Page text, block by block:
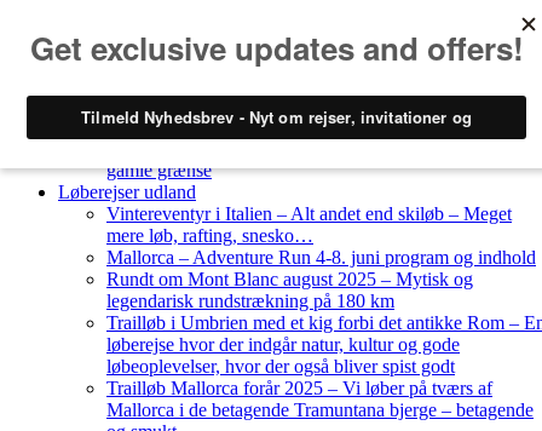
Løberejser Danmark
gamle grænse
Løberejser udland
Vintereventyr i Italien – Alt andet end skiløb – Meget
mere løb, rafting, snesko…
Mallorca – Adventure Run 4-8. juni program og indhold
Rundt om Mont Blanc august 2025 – Mytisk og
legendarisk rundstrækning på 180 km
Trailløb i Umbrien med et kig forbi det antikke Rom –
løberejse hvor der indgår natur, kultur og gode
løbeoplevelser, hvor der også bliver spist godt
Trailløb Mallorca forår 2025 – Vi løber på tværs af
Mallorca i de betagende Tramuntana bjerge – betagende